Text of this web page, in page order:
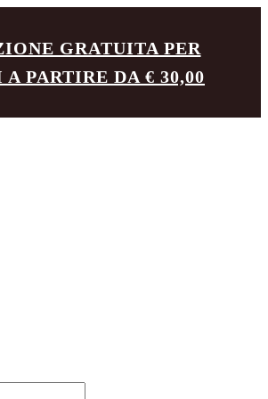
GRATUITA PER
PARTIRE DA € 30,00